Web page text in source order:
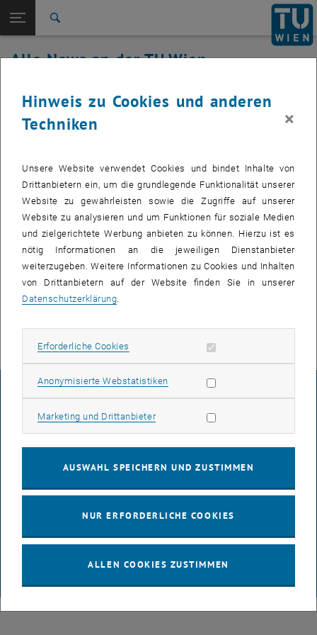
TU Login
Quicklinks
Quicklinks-Menü umschalten
Studium
International
Zur 1. Menü Ebene
Alle News
Zurück: Subseiten von TU Wien Startseite auflisten
Zurück zur letzten Ebene:
TU Wien Startseite
Alle News an der TU Wien
19. Juli 2022
Wartungsarbeiten
Am 19.07.2022 finden zwischen 09:00 und 11:00 Wartungsarbeiten
auf den Servern für die zentrale Webauthentifizierung statt. Die
Authentifizierung selbst wird durchgehend verfügbar sein, es wird
aber für einen kurzen Zeitraum keine Passwortänderung möglich
sein. Sollte es dennoch zu einer kurzen Serviceunterbrechung
kommen, bitten wir diese zu entschuldigen.
© TU Wien# 116210
DATENSCHUTZERKLÄRUNG (PDF)
COOKIEEINSTELLUNGEN
Hinweis zu Cookies und anderen
Techniken
×
Unsere Website verwendet Cookies und bindet Inhalte von
Drittanbietern ein, um die grundlegende Funktionalität unserer
Website zu gewährleisten sowie die Zugriffe auf unserer
Website zu analysieren und um Funktionen für soziale Medien
und zielgerichtete Werbung anbieten zu können. Hierzu ist es
nötig Informationen an die jeweiligen Dienstanbieter
weiterzugeben. Weitere Informationen zu Cookies und Inhalten
von Drittanbietern auf der Website finden Sie in unserer
Datenschutzerklärung.
Erforderliche Cookies Erforderliche Cookies zulassen
Anonymisierte WebstatistikenStatistik Cookies zulassen
Marketing und DrittanbieterMarketing Cookies zulassen
AUSWAHL SPEICHERN UND ZUSTIMMEN
NUR ERFORDERLICHE COOKIES
ALLEN COOKIES ZUSTIMMEN